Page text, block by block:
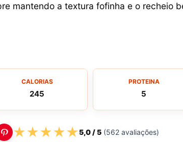
mantendo a textura fofinha e o recheio
CALORIAS
245
PROTEINA
5
★★★★★5,0/ 5 (562 avaliações)